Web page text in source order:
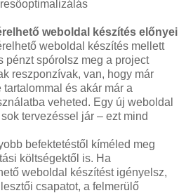
weboldal készítés előnyei
weboldal készítés mellett
pénzt spórolsz meg a project
reszponzívak, van, hogy már
és akár már a
veheted. Egy új weboldal
tervezéssel jár – ezt mind
befektetéstől kíméled meg
költségektől is. Ha
weboldal készítést igényelsz,
csapatot, a felmerülő